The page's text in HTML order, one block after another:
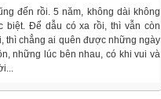
đến rồi. 5 năm, không dài không
biệt. Để dẫu có xa rồi, thì vẫn còn
thì chẳng ai quên được những ngày
những lúc bên nhau, có khi vui và